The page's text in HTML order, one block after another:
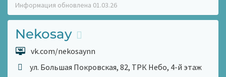
Информация обновлена 01.03.26
Nekosay
vk.com/nekosaynn
ул. Большая Покровская, 82, ТРК Небо, 4-й этаж